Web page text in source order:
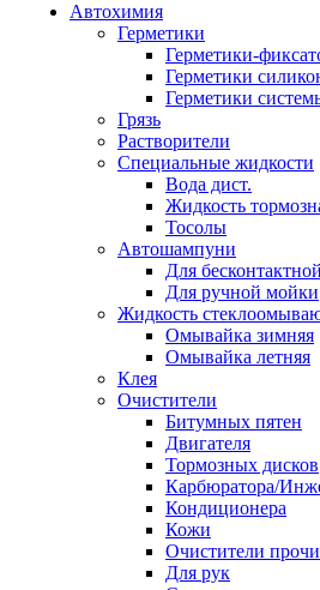
Автохимия
Герметики
Герметики-
Герметики
Герметики
Грязь
Растворители
Специальные жидкости
Вода дист.
Жидкость
Тосолы
Автошампуни
Для
Для ручной мойки
Жидкость
Омывайка зимняя
Омывайка летняя
Клея
Очистители
Битумных пятен
Двигателя
Тормозных дисков
Карбюратора/
Кондиционера
Кожи
Очистители
Для рук